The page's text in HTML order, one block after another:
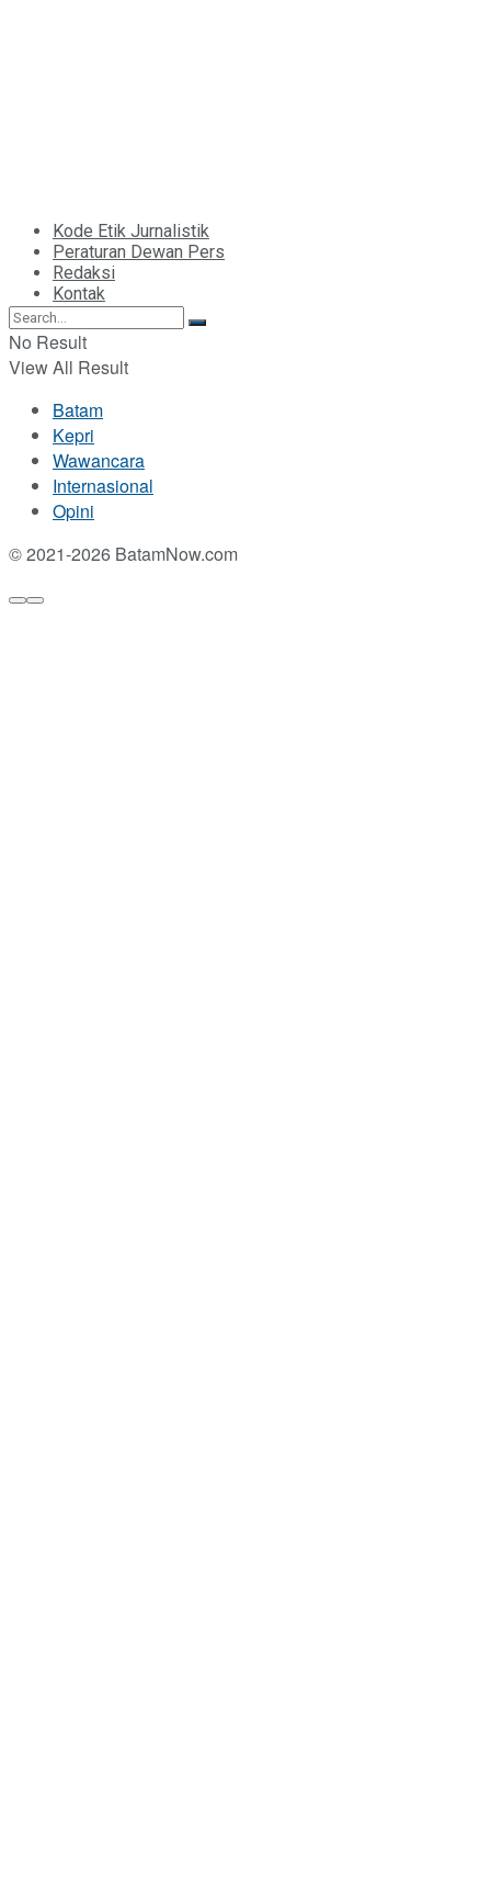
Kode Etik Jurnalistik
Peraturan Dewan Pers
Redaksi
Kontak
No Result
View All Result
Batam
Kepri
Wawancara
Internasional
Opini
© 2021-2026 BatamNow.com